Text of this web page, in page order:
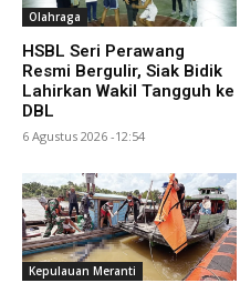
Olahraga
HSBL Seri Perawang
Resmi Bergulir, Siak Bidik
Lahirkan Wakil Tangguh ke
DBL
6 Agustus 2026 -12:54
Kepulauan Meranti